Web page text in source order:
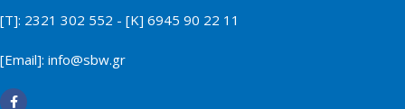
[Τ]: 2321 302 552 - [Κ] 6945 90 22 11
[Email]: info@sbw.gr